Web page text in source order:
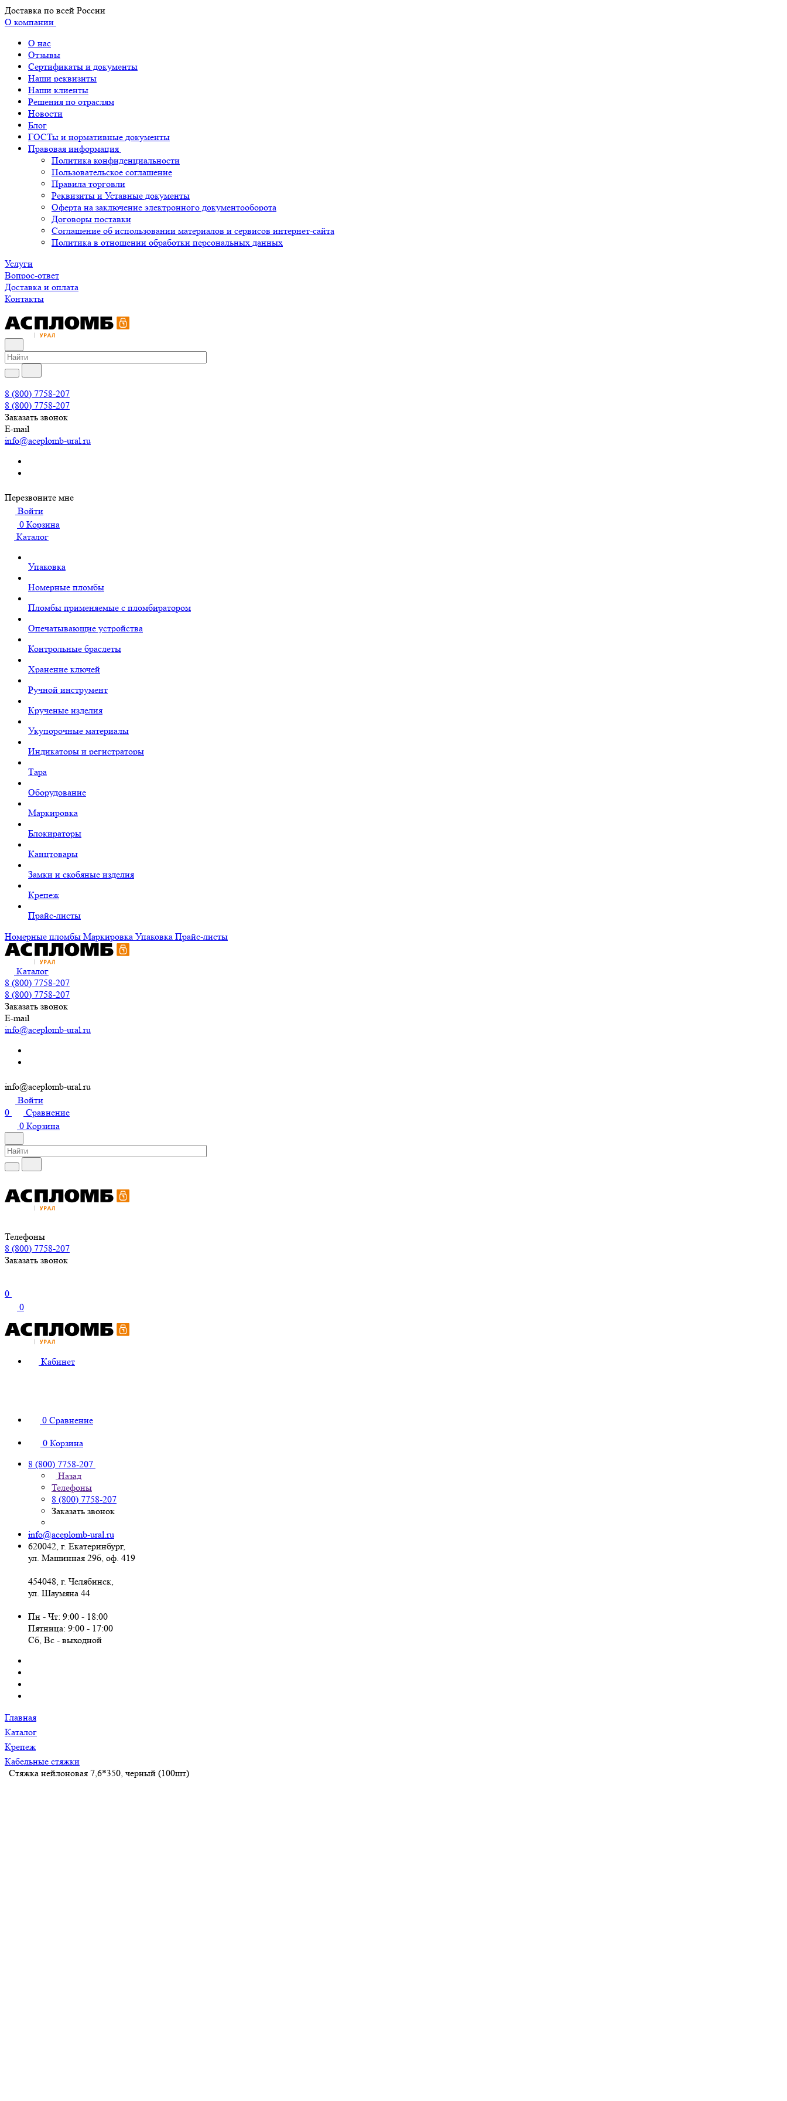
Доставка по всей России
О компании
О нас
Отзывы
Сертификаты и документы
Наши реквизиты
Наши клиенты
Решения по отраслям
Новости
Блог
ГОСТы и нормативные документы
Правовая информация
Политика конфиденциальности
Пользовательское соглашение
Правила торговли
Реквизиты и Уставные документы
Оферта на заключение электронного документооборота
Договоры поставки
Соглашение об использовании материалов и сервисов интернет-сайта
Политика в отношении обработки персональных данных
Услуги
Вопрос-ответ
Доставка и оплата
Контакты
8 (800) 7758-207
8 (800) 7758-207
Заказать звонок
E-mail
info@aceplomb-ural.ru
Перезвоните мне
Войти
0 Корзина
Каталог
Упаковка
Номерные пломбы
Пломбы применяемые с пломбиратором
Опечатывающие устройства
Контрольные браслеты
Хранение ключей
Ручной инструмент
Крученые изделия
Укупорочные материалы
Индикаторы и регистраторы
Тара
Оборудование
Маркировка
Блокираторы
Канцтовары
Замки и скобяные изделия
Крепеж
Прайс-листы
Номерные пломбы Маркировка Упаковка Прайс-листы
Каталог
8 (800) 7758-207
8 (800) 7758-207
Заказать звонок
E-mail
info@aceplomb-ural.ru
info@aceplomb-ural.ru
Войти
0
Сравнение
0 Корзина
Телефоны
8 (800) 7758-207
Заказать звонок
0
0
Кабинет
0 Сравнение
0 Корзина
8 (800) 7758-207
Назад
Телефоны
8 (800) 7758-207
Заказать звонок
info@aceplomb-ural.ru
620042, г. Екатеринбург,
ул. Машинная 29б, оф. 419
454048, г. Челябинск,
ул. Шаумяна 44
Пн - Чт: 9:00 - 18:00
Пятница: 9:00 - 17:00
Сб, Вc - выходной
Главная
Каталог
Крепеж
Кабельные стяжки
Стяжка нейлоновая 7,6*350, черный (100шт)